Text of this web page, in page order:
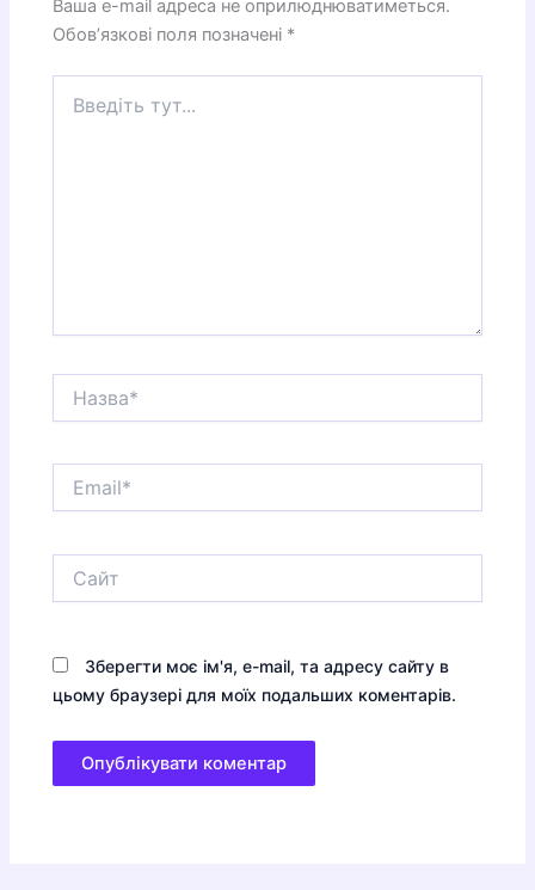
Ваша e-mail адреса не оприлюднюватиметься.
Обов’язкові поля позначені *
тут...
Зберегти моє ім'я, e-mail, та адресу сайту в
цьому браузері для моїх подальших коментарів.